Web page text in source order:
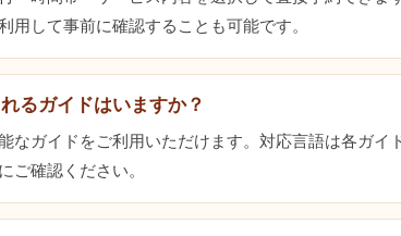
用して事前に確認することも可能です。
るガイドはいますか？
なガイドをご利用いただけます。対応言語は各ガイ
ご確認ください。